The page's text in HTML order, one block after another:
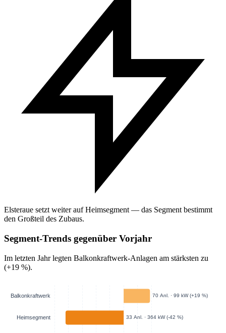
Elsteraue setzt weiter auf Heimsegment — das Segment bestimmt
den Großteil des Zubaus.
Segment-Trends gegenüber Vorjahr
Im letzten Jahr legten Balkonkraftwerk-Anlagen am stärksten zu
(+19 %).